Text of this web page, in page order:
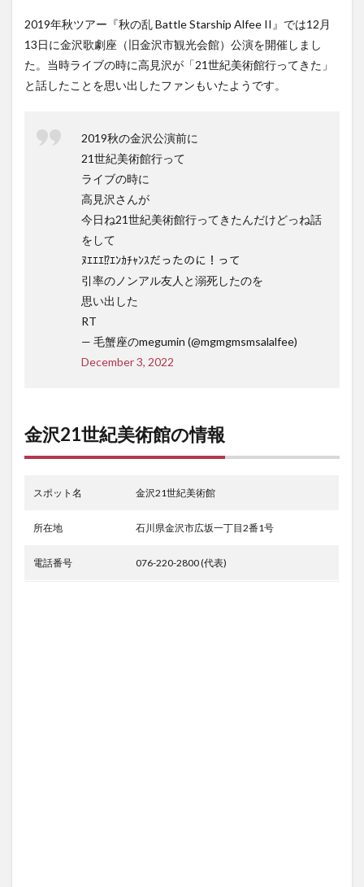
2019年秋ツアー『秋の乱 Battle Starship Alfee II』では12月
13日に金沢歌劇座（旧金沢市観光会館）公演を開催しまし
た。当時ライブの時に高見沢が「21世紀美術館行ってきた」
と話したことを思い出したファンもいたようです。
2019秋の金沢公演前に
21世紀美術館行って
ライブの時に
高見沢さんが
今日ね21世紀美術館行ってきたんだけどっね話
をして
ﾇｴｴｴ⁉︎ｴﾝｶﾁｬﾝｽだったのに！って
引率のノンアル友人と溺死したのを
思い出した
RT
— 毛蟹座のmegumin (@mgmgmsmsalalfee)
December 3, 2022
金沢21世紀美術館の情報
スポット名 金沢21世紀美術館
所在地 石川県金沢市広坂一丁目2番1号
電話番号 076-220-2800 (代表)